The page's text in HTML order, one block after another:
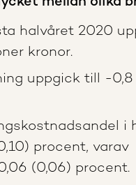
halvåret 2020
kronor.
uppgick till -0,8
i
procent, varav
(0,06) procent.